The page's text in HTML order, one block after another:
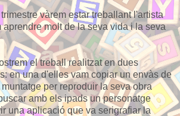
vàrem estar treballant l'artista
aprendre molt de la seva vida i la seva
el treball realitzat en dues
en una d'elles vam copiar un envàs de
per reproduir la seva obra
amb els ipads un personatge
una aplicació que va serigrafiar la